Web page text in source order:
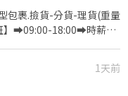
包裹.撿貨-分貨-理貨(重量
】➡️09:00-18:00➡️時薪
】 【中班】➡️15:30-1天前